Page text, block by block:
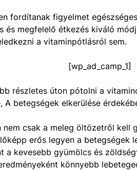
fordítanak figyelmet
és megfelelő étkezés kiváló
a vitaminpótlásról sem.
[wp_ad_camp_1]
részletes úton pótolni a
A betegségek elkerülése
nem csak a meleg öltözetről kell
erős legyen a betegségek
a kevesebb gyümölcs és
könnyebb